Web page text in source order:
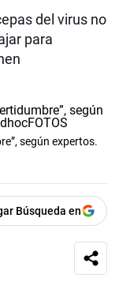
del virus no
para
según expertos.
Búsqueda en